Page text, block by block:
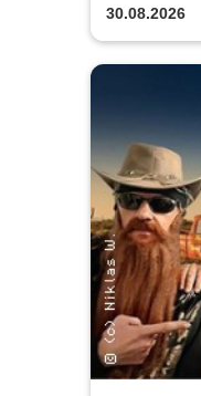
30.08.2026